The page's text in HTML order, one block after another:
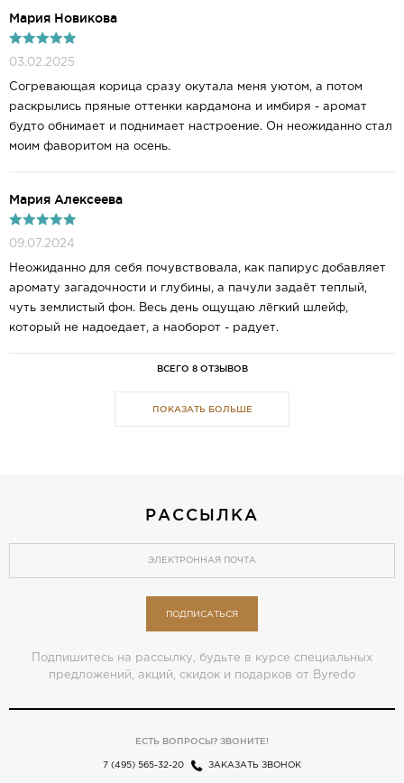
Мария Новикова
03.02.2025
Согревающая корица сразу окутала меня уютом, а потом
раскрылись пряные оттенки кардамона и имбиря - аромат
будто обнимает и поднимает настроение. Он неожиданно стал
моим фаворитом на осень.
Мария Алексеева
09.07.2024
Неожиданно для себя почувствовала, как папирус добавляет
аромату загадочности и глубины, а пачули задаёт теплый,
чуть землистый фон. Весь день ощущаю лёгкий шлейф,
который не надоедает, а наоборот - радует.
ВСЕГО 8 ОТЗЫВОВ
ПОКАЗАТЬ БОЛЬШЕ
РАССЫЛКА
ПОДПИСАТЬСЯ
Подпишитесь на рассылку, будьте в курсе специальных
предложений, акций, скидок и подарков от Byredo
ЕСТЬ ВОПРОСЫ? ЗВОНИТЕ!
7 (495) 565-32-20 ЗАКАЗАТЬ ЗВОНОК